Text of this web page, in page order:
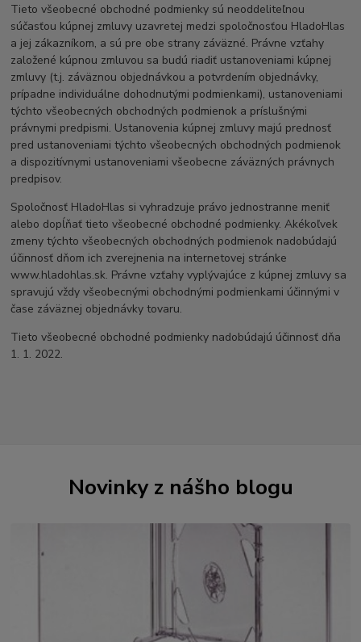
Tieto všeobecné obchodné podmienky sú neoddeliteľnou
súčasťou kúpnej zmluvy uzavretej medzi spoločnosťou HladoHlas
a jej zákazníkom, a sú pre obe strany záväzné. Právne vzťahy
založené kúpnou zmluvou sa budú riadiť ustanoveniami kúpnej
zmluvy (t.j. záväznou objednávkou a potvrdením objednávky,
prípadne individuálne dohodnutými podmienkami), ustanoveniami
týchto všeobecných obchodných podmienok a príslušnými
právnymi predpismi. Ustanovenia kúpnej zmluvy majú prednosť
pred ustanoveniami týchto všeobecných obchodných podmienok
a dispozitívnymi ustanoveniami všeobecne záväzných právnych
predpisov.
Spoločnosť HladoHlas si vyhradzuje právo jednostranne meniť
alebo dopĺňať tieto všeobecné obchodné podmienky. Akékoľvek
zmeny týchto všeobecných obchodných podmienok nadobúdajú
účinnosť dňom ich zverejnenia na internetovej stránke
www.hladohlas.sk. Právne vzťahy vyplývajúce z kúpnej zmluvy sa
spravujú vždy všeobecnými obchodnými podmienkami účinnými v
čase záväznej objednávky tovaru.
Tieto všeobecné obchodné podmienky nadobúdajú účinnosť dňa
1. 1. 2022.
Novinky z nášho blogu